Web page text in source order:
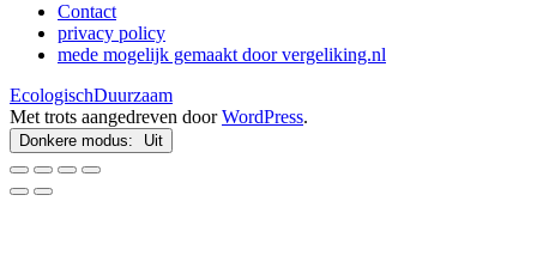
Contact
privacy policy
mede mogelijk gemaakt door vergeliking.nl
EcologischDuurzaam
Met trots aangedreven doorWordPress.
Donkere modus: